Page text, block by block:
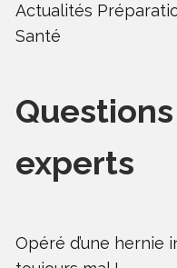
Actualités
Santé
experts
Opéré d’une hernie